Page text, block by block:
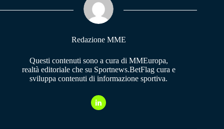
pp m
Redazione MME
Questi contenuti sono a cura di MMEuropa,
realtà editoriale che su Sportnews.BetFlag cura e
sviluppa contenuti di informazione sportiva.